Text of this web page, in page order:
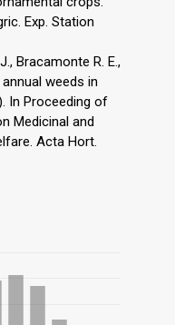
Exp. Station
Bracamonte R. E.,
weeds in
In Proceeding of
Medicinal and
Acta Hort.